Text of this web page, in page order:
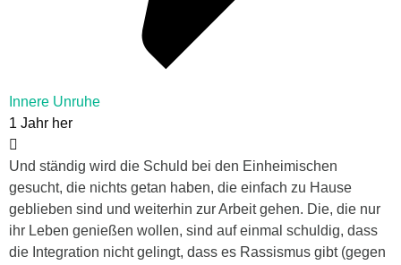
Innere Unruhe
1 Jahr her
Und ständig wird die Schuld bei den Einheimischen
gesucht, die nichts getan haben, die einfach zu Hause
geblieben sind und weiterhin zur Arbeit gehen. Die, die nur
ihr Leben genießen wollen, sind auf einmal schuldig, dass
die Integration nicht gelingt, dass es Rassismus gibt (gegen